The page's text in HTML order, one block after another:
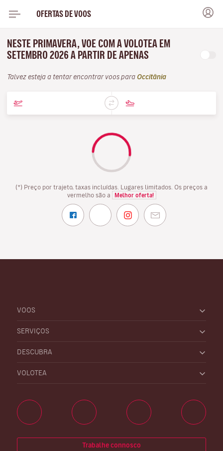
OFERTAS DE VOOS
NESTE PRIMAVERA, VOE COM A VOLOTEA EM
SETEMBRO 2026 A PARTIR DE APENAS
Talvez esteja a tentar encontrar voos para Occitânia
(*) Preço por trajeto, taxas incluídas. Lugares limitados. Os preços a
vermelho são a
Melhor oferta!
VOOS
SERVIÇOS
DESCUBRA
VOLOTEA
Trabalhe connosco